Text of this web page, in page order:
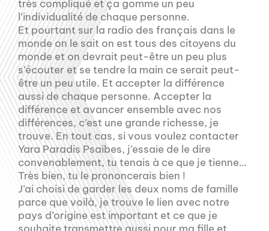
très compliqué et ça gomme un peu
l’individualité de chaque personne.
Et pourtant sur la radio des français dans le
monde on le sait on est tous des citoyens du
monde et on devrait peut-être un peu plus
s’écouter et se tendre la main ce serait peut-
être un peu utile. Et accepter la différence
aussi de chaque personne. Accepter la
différence et avancer ensemble avec nos
différences, c’est une grande richesse, je
trouve. En tout cas, si vous voulez contacter
Yara Paradis Psaibes, j’essaie de le dire
convenablement, tu tenais à ce que je tienne…
Très bien, tu le prononcerais bien !
J’ai choisi de garder les deux noms de famille
parce que voilà, je trouve le lien avec notre
pays d’origine est important et ce que je
souhaite transmettre aussi pour ma fille et